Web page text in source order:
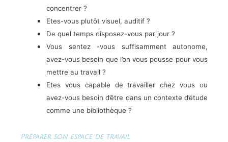
concentrer ?
Etes-vous plutôt visuel, auditif ?
De quel temps disposez-vous par jour ?
Vous sentez -vous suffisamment autonome,
avez-vous besoin que l’on vous pousse pour vous
mettre au travail ?
Etes vous capable de travailler chez vous ou
avez-vous besoin d’être dans un contexte d’étude
comme une bibliothèque ?
Préparer son espace de travail